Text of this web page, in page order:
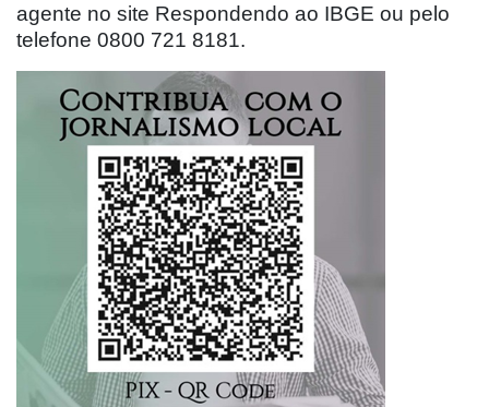
agente no site Respondendo ao IBGE ou pelo
telefone 0800 721 8181.